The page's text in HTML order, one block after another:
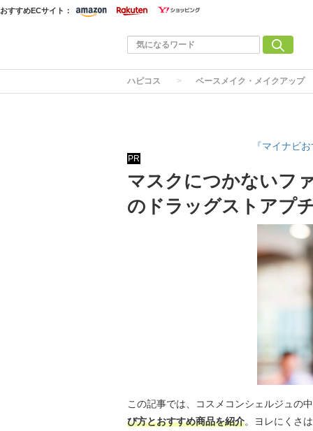
おすすめECサイト：
ハピコス ベースメイク・メイクアップ
『マイナビ
PR
マスクにつかないフ
のドラッグストアプ
この記事では、コスメコンシェルジュの
び方とおすすめ商品を紹介。ヨレにくさ